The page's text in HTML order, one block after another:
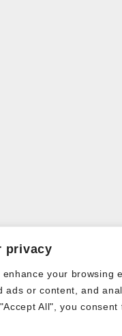
privacy
your browsing
ads or content, and
All", you consent